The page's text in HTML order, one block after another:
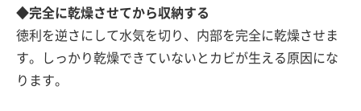
◆完全に乾燥させてから収納する
徳利を逆さにして水気を切り、内部を完全に乾燥させま
す。しっかり乾燥できていないとカビが生える原因にな
ります。